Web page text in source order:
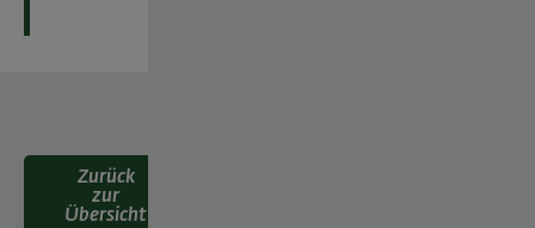
Zurück
zur
Übersicht